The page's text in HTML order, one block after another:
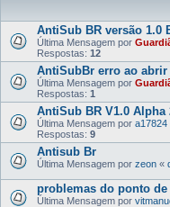
AntiSub BR versão 1.0
Última Mensagem por
Respostas: 12
AntiSubBr erro ao abrir
Última Mensagem por
Respostas: 1
AntiSub BR V1.0 Alpha
Última Mensagem por a17824
Respostas: 9
Antisub Br
Última Mensagem por zeon «
problemas do ponto
Última Mensagem por